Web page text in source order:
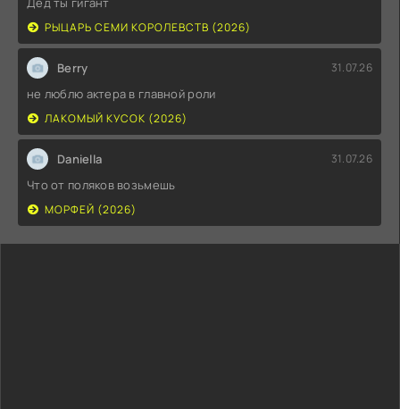
РЫЦАРЬ СЕМИ КОРОЛЕВСТВ (2026)
Berry 31.07.26
не люблю актера в главной роли
ЛАКОМЫЙ КУСОК (2026)
Daniella 31.07.26
Что от поляков возьмешь
МОРФЕЙ (2026)